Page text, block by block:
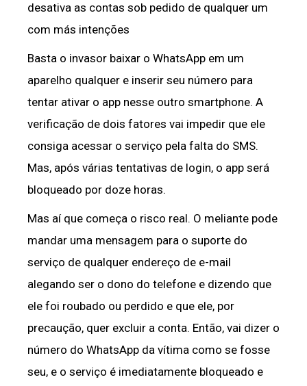
desativa as contas sob pedido de qualquer um
com más intenções
Basta o invasor baixar o WhatsApp em um
aparelho qualquer e inserir seu número para
tentar ativar o app nesse outro smartphone. A
verificação de dois fatores vai impedir que ele
consiga acessar o serviço pela falta do SMS.
Mas, após várias tentativas de login, o app será
bloqueado por doze horas.
Mas aí que começa o risco real. O meliante pode
mandar uma mensagem para o suporte do
serviço de qualquer endereço de e-mail
alegando ser o dono do telefone e dizendo que
ele foi roubado ou perdido e que ele, por
precaução, quer excluir a conta. Então, vai dizer o
número do WhatsApp da vítima como se fosse
seu, e o serviço é imediatamente bloqueado e